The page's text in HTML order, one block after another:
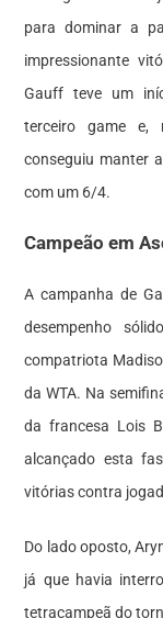
para dominar a
impressionante
Gauff teve um
terceiro game e,
conseguiu manter
com um 6/4.
Campeão em
A campanha de
desempenho
compatriota
da WTA. Na
da francesa Lois
alcançado esta
vitórias contra
Do lado oposto,
já que havia
tetracampeã do